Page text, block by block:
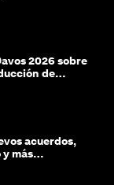
2026 sobre
de
acuerdos,
más